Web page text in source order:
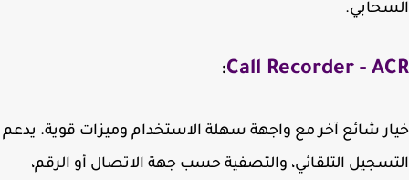
Call Recorder -
:
شائع آخر مع واجهة سهلة الاستخدام وميزات قوية. يدعم
التلقائي، والتصفية حسب جهة الاتصال أو الرقم،